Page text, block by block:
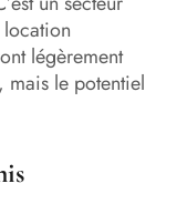
légèrement
, mais le potentiel